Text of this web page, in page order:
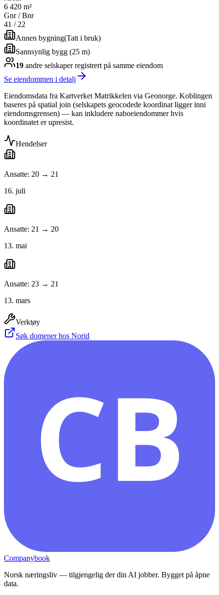
6 420 m²
Gnr / Bnr
41 / 22
Annen bygning(Tatt i bruk)
Sannsynlig bygg (25 m)
19 andre selskaperregistrert på samme eiendom
Se eiendommen i detalj
Eiendomsdata fra Kartverket Matrikkelen via Geonorge. Koblingen
baseres på spatial join (selskapets geocodede koordinat ligger inni
eiendomsgrensen) — kan inkludere naboeiendommer hvis
koordinatet er upresist.
Hendelser
Ansatte: 20 → 21
16. juli
Ansatte: 21 → 20
13. mai
Ansatte: 23 → 21
13. mars
Verktøy
Søk domener hos Norid
CB
Companybook
Norsk næringsliv — tilgjengelig der din AI jobber. Bygget på åpne
data.